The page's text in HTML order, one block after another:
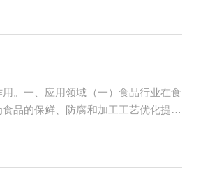
。一、应用领域（一）食品行业在食
品的保鲜、防腐和加工工艺优化提供